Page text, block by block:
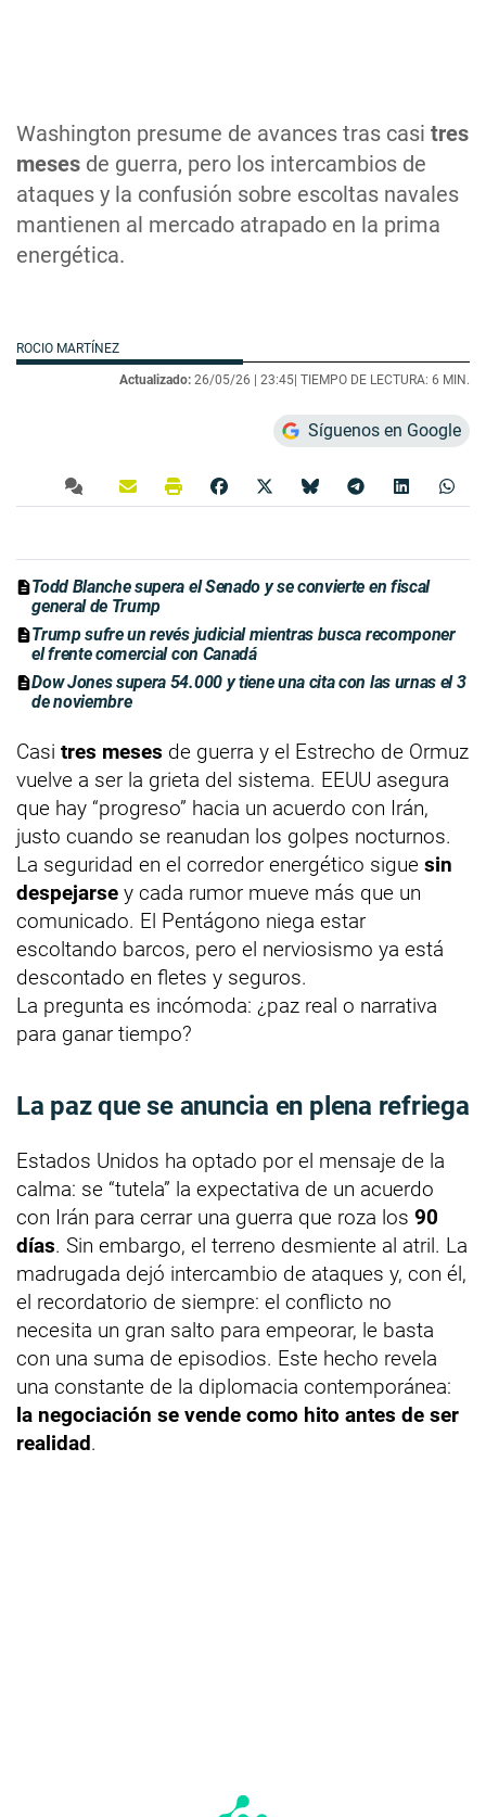
Washington presume de avances tras casi tres
meses de guerra, pero los intercambios de
ataques y la confusión sobre escoltas navales
mantienen al mercado atrapado en la prima
energética.
ROCIO MARTÍNEZ
Actualizado: 26/05/26 | 23:45 | TIEMPO DE LECTURA: 6 MIN.
Síguenos en Google
Todd Blanche supera el Senado y se convierte en fiscal
general de Trump
Trump sufre un revés judicial mientras busca recomponer
el frente comercial con Canadá
Dow Jones supera 54.000 y tiene una cita con las urnas el 3
de noviembre
Casi tres meses de guerra y el Estrecho de Ormuz
vuelve a ser la grieta del sistema. EEUU asegura
que hay “progreso” hacia un acuerdo con Irán,
justo cuando se reanudan los golpes nocturnos.
La seguridad en el corredor energético sigue sin
despejarse y cada rumor mueve más que un
comunicado. El Pentágono niega estar
escoltando barcos, pero el nerviosismo ya está
descontado en fletes y seguros.
La pregunta es incómoda: ¿paz real o narrativa
para ganar tiempo?
La paz que se anuncia en plena refriega
Estados Unidos ha optado por el mensaje de la
calma: se “tutela” la expectativa de un acuerdo
con Irán para cerrar una guerra que roza los 90
días. Sin embargo, el terreno desmiente al atril. La
madrugada dejó intercambio de ataques y, con él,
el recordatorio de siempre: el conflicto no
necesita un gran salto para empeorar, le basta
con una suma de episodios. Este hecho revela
una constante de la diplomacia contemporánea:
la negociación se vende como hito antes de ser
realidad.